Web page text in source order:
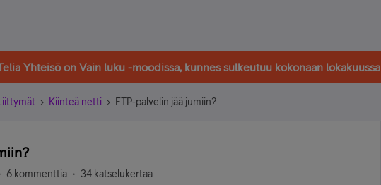
Yhteisö on Vain luku -moodissa, kunnes sulkeutuu kokonaan lokakuussa
Liittymät Kiinteä netti FTP-palvelin jää jumiin?
6 kommenttia 34 katselukertaa